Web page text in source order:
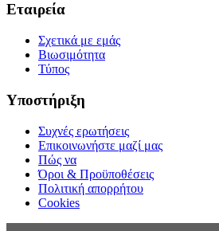
Εταιρεία
Σχετικά με εμάς
Βιωσιμότητα
Τύπος
Υποστήριξη
Συχνές ερωτήσεις
Επικοινωνήστε μαζί μας
Πώς να
Όροι & Προϋποθέσεις
Πολιτική απορρήτου
Cookies